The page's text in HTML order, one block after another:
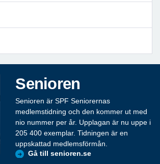
Senioren
Senioren är SPF Seniorernas
medlemstidning och den kommer ut med
nio nummer per år. Upplagan är nu uppe i
205 400 exemplar. Tidningen är en
uppskattad medlemsförmån.
Gå till senioren.se